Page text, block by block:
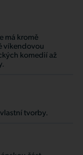
má kromě
víkendovou
komedií až
tvorby.